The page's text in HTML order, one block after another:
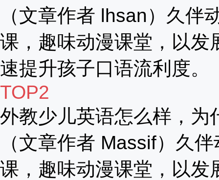
（文章作者 lhsan）久伴
课，趣味动漫课堂，以发
速提升孩子口语流利度。
TOP2
外教少儿英语怎么样，为
（文章作者 Massif）久
课，趣味动漫课堂，以发